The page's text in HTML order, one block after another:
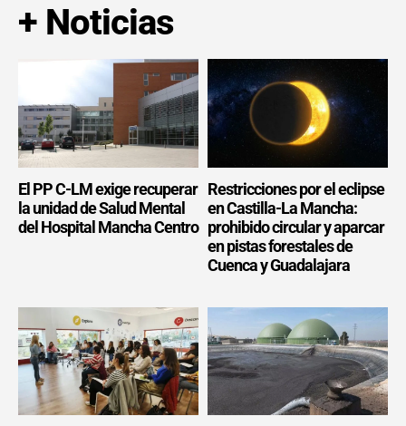
+ Noticias
El PP C-LM exige recuperar
la unidad de Salud Mental
del Hospital Mancha Centro
Restricciones por el eclipse
en Castilla-La Mancha:
prohibido circular y aparcar
en pistas forestales de
Cuenca y Guadalajara